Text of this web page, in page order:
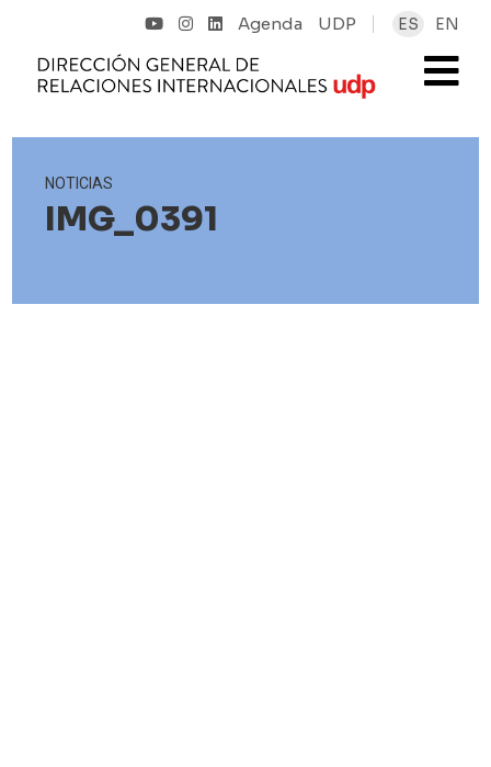
Agenda UDP ES EN
NOTICIAS
IMG_0391